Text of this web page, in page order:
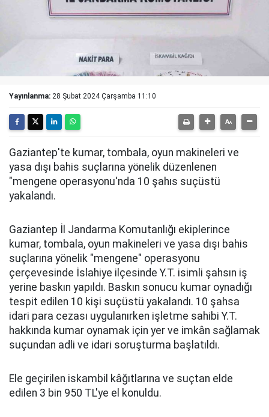
Yayınlanma: 28 Şubat 2024 Çarşamba 11:10
Gaziantep'te kumar, tombala, oyun makineleri ve
yasa dışı bahis suçlarına yönelik düzenlenen
"mengene operasyonu'nda 10 şahıs suçüstü
yakalandı.
Gaziantep İl Jandarma Komutanlığı ekiplerince
kumar, tombala, oyun makineleri ve yasa dışı bahis
suçlarına yönelik "mengene" operasyonu
çerçevesinde İslahiye ilçesinde Y.T. isimli şahsın iş
yerine baskın yapıldı. Baskın sonucu kumar oynadığı
tespit edilen 10 kişi suçüstü yakalandı. 10 şahsa
idari para cezası uygulanırken işletme sahibi Y.T.
hakkında kumar oynamak için yer ve imkân sağlamak
suçundan adli ve idari soruşturma başlatıldı.
Ele geçirilen iskambil kâğıtlarına ve suçtan elde
edilen 3 bin 950 TL'ye el konuldu.